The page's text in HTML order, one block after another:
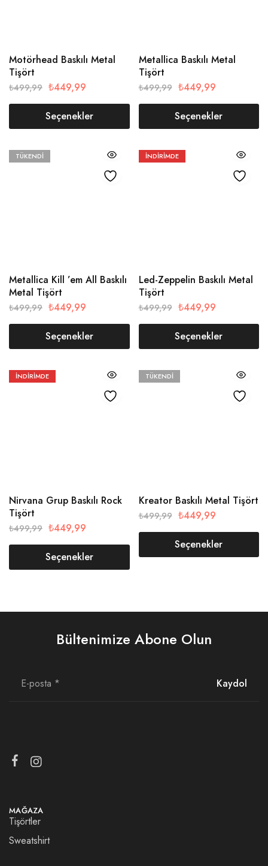
Motörhead Baskılı Metal
Tişört
₺499,99 ₺449,99
Seçenekler
Metallica Baskılı Metal
Tişört
₺499,99 ₺449,99
Seçenekler
TÜKENDI
Metallica Kill ’em All Baskılı
Metal Tişört
₺499,99 ₺449,99
Seçenekler
İNDIRIMDE
Led-Zeppelin Baskılı Metal
Tişört
₺499,99 ₺449,99
Seçenekler
İNDIRIMDE
Nirvana Grup Baskılı Rock
Tişört
₺499,99 ₺449,99
Seçenekler
TÜKENDI
Kreator Baskılı Metal Tişört
₺499,99 ₺449,99
Seçenekler
Bültenimize Abone Olun
MAĞAZA
Tişörtler
Sweatshirt